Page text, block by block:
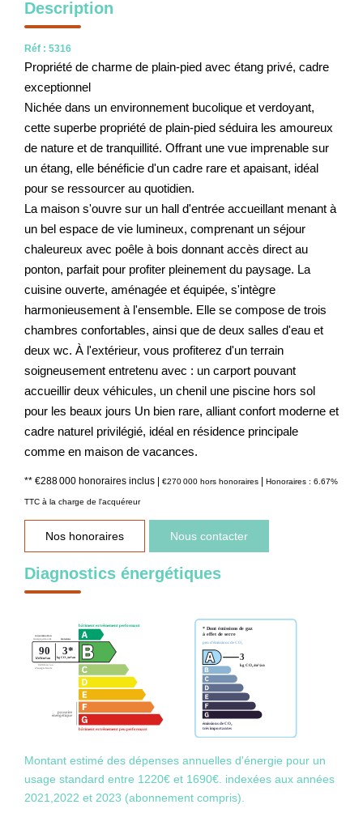
Description
Réf : 5316
Propriété de charme de plain-pied avec étang privé, cadre
exceptionnel
Nichée dans un environnement bucolique et verdoyant,
cette superbe propriété de plain-pied séduira les amoureux
de nature et de tranquillité. Offrant une vue imprenable sur
un étang, elle bénéficie d'un cadre rare et apaisant, idéal
pour se ressourcer au quotidien.
La maison s'ouvre sur un hall d'entrée accueillant menant à
un bel espace de vie lumineux, comprenant un séjour
chaleureux avec poêle à bois donnant accès direct au
ponton, parfait pour profiter pleinement du paysage. La
cuisine ouverte, aménagée et équipée, s'intègre
harmonieusement à l'ensemble. Elle se compose de trois
chambres confortables, ainsi que de deux salles d'eau et
deux wc. À l'extérieur, vous profiterez d'un terrain
soigneusement entretenu avec : un carport pouvant
accueillir deux véhicules, un chenil une piscine hors sol
pour les beaux jours Un bien rare, alliant confort moderne et
cadre naturel privilégié, idéal en résidence principale
comme en maison de vacances.
** €288 000 honoraires inclus | €270 000 hors honoraires | Honoraires : 6.67%
TTC à la charge de l'acquéreur
Nos honoraires Nous contacter
Diagnostics énergétiques
Montant estimé des dépenses annuelles d'énergie pour un
usage standard entre 1220€ et 1690€. indexées aux années
2021,2022 et 2023 (abonnement compris).